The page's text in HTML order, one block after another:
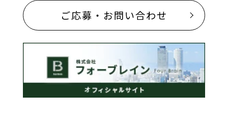
ご応募・お問い合わせ